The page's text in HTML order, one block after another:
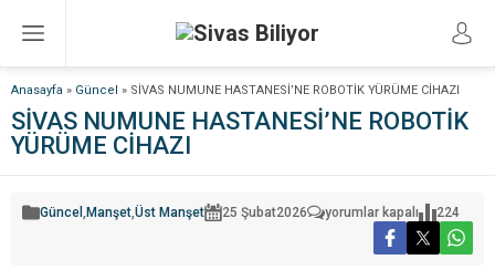
Anasayfa » Güncel » SİVAS NUMUNE HASTANESİ’NE ROBOTİK YÜRÜME CİHAZI
SİVAS NUMUNE HASTANESİ’NE ROBOTİK
YÜRÜME CİHAZI
Güncel , Manşet,Üst Manşet 25 Şubat2026
SİVAS
NUMUNE
HASTANESİ’NE
ROBOTİK
yorumlar kapalı 224